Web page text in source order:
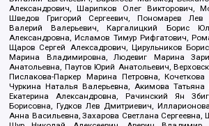
Александрович, Шарипков Олег Викторович,
Шведов Григорий Сергеевич, Пономарев Лев
Валерий Валерьевич, Каргалицкий Борис
Александровна, Исламов Тимур Рифгатович,
Щаров Сергей Алексадрович, Цирульников
Марина Владимировна, Людевиг Марина
Анатольевна, Паутов Юрий Анатольевич,
Пислакова-Паркер Марина Петровна,
Чуркина Наталья Валерьевна, Акимова Татьяна
Екатерина Александровна, Рачинский Ян
Борисовна, Гудков Лев Дмитриевич,
Анна Васильевна, Захарова Светлана Сергеевна,